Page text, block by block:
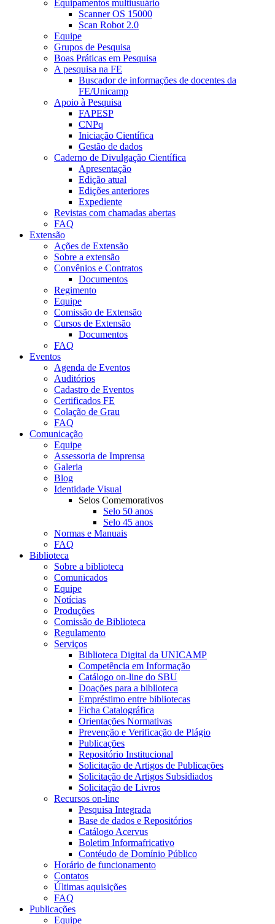
Equipamentos multiusuário
Scanner OS 15000
Scan Robot 2.0
Equipe
Grupos de Pesquisa
Boas Práticas em Pesquisa
A pesquisa na FE
Buscador de informações de docentes da
FE/Unicamp
Apoio à Pesquisa
FAPESP
CNPq
Iniciação Científica
Gestão de dados
Caderno de Divulgação Científica
Apresentação
Edição atual
Edições anteriores
Expediente
Revistas com chamadas abertas
FAQ
Extensão
Ações de Extensão
Sobre a extensão
Convênios e Contratos
Documentos
Regimento
Equipe
Comissão de Extensão
Cursos de Extensão
Documentos
FAQ
Eventos
Agenda de Eventos
Auditórios
Cadastro de Eventos
Certificados FE
Colação de Grau
FAQ
Comunicação
Equipe
Assessoria de Imprensa
Galeria
Blog
Identidade Visual
Selos Comemorativos
Selo 50 anos
Selo 45 anos
Normas e Manuais
FAQ
Biblioteca
Sobre a biblioteca
Comunicados
Equipe
Notícias
Produções
Comissão de Biblioteca
Regulamento
Serviços
Biblioteca Digital da UNICAMP
Competência em Informação
Catálogo on-line do SBU
Doações para a biblioteca
Empréstimo entre bibliotecas
Ficha Catalográfica
Orientações Normativas
Prevenção e Verificação de Plágio
Publicações
Repositório Institucional
Solicitação de Artigos de Publicações
Solicitação de Artigos Subsidiados
Solicitação de Livros
Recursos on-line
Pesquisa Integrada
Base de dados e Repositórios
Catálogo Acervus
Boletim Informafricativo
Contéudo de Domínio Público
Horário de funcionamento
Contatos
Últimas aquisições
FAQ
Publicações
Equipe